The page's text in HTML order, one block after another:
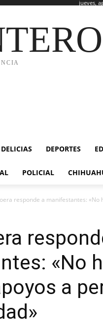
jueves,
DELICIAS DEPORTES
POLICIAL
responde a manifestantes:
«No
a